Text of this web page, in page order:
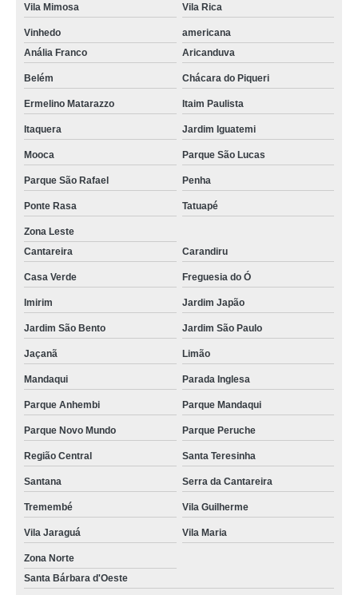
Vila Mimosa Vila Rica
Vinhedo
americana
Anália Franco
Aricanduva
Belém Chácara do Piqueri
Ermelino Matarazzo Itaim Paulista
Itaquera Jardim Iguatemi
Mooca Parque São Lucas
Parque São Rafael Penha
Ponte Rasa Tatuapé
Zona Leste
Cantareira
Carandiru
Casa Verde Freguesia do Ó
Imirim Jardim Japão
Jardim São Bento Jardim São Paulo
Jaçanã Limão
Mandaqui Parada Inglesa
Parque Anhembi Parque Mandaqui
Parque Novo Mundo Parque Peruche
Região Central Santa Teresinha
Santana Serra da Cantareira
Tremembé Vila Guilherme
Vila Jaraguá Vila Maria
Zona Norte
Santa Bárbara d'Oeste